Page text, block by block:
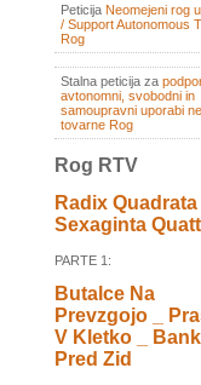
Peticija Neomejeni rog
/ Support Autonomous
Rog
Stalna peticija za
avtonomni, svobodni in
samoupravni uporabi
tovarne Rog
Rog RTV
Radix Quadrata
Sexaginta
PARTE 1:
Butalce Na
Prevzgojo _
V Kletko _
Pred Zid